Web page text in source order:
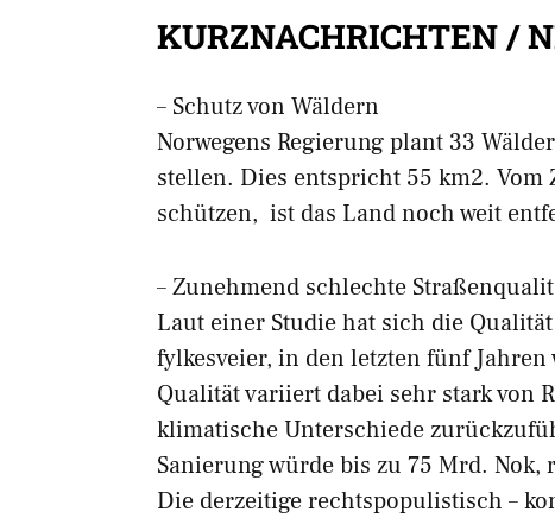
KURZNACHRICHTEN /
– Schutz von Wäldern
Norwegens Regierung plant 33
stellen. Dies entspricht 55 km2. Vom
schützen, ist das Land noch weit
– Zunehmend schlechte
Laut einer Studie hat sich die
fylkesveier, in den letzten fünf
Qualität variiert dabei sehr stark von
klimatische Unterschiede
Sanierung würde bis zu 75 Mrd. Nok,
Die derzeitige rechtspopulistisch –